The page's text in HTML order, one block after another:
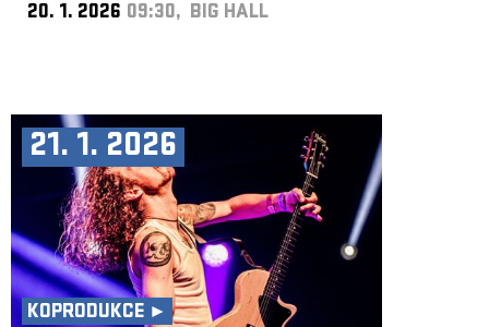
20. 1. 2026 09:30, BIG HALL
21. 1. 2026
KOPRODUKCE ►